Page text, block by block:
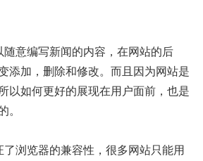
意编写新闻的内容，在网站的后
添加，删除和修改。而且因为网站是
以如何更好的展现在用户面前，也是
。
浏览器的兼容性，很多网站只能用